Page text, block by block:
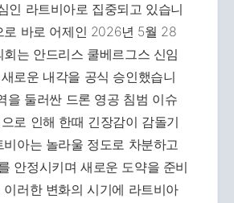
인 라트비아로 집중되고 있습니
로 바로 어제인 2026년 5월 28
회는 안드리스 쿨베르그스 신임
로운 내각을 공식 승인했습니
을 둘러싼 드론 영공 침범 이슈
로 인해 한때 긴장감이 감돌기
비아는 놀라울 정도로 차분하고
안정시키며 새로운 도약을 준비
이러한 변화의 시기에 라트비아